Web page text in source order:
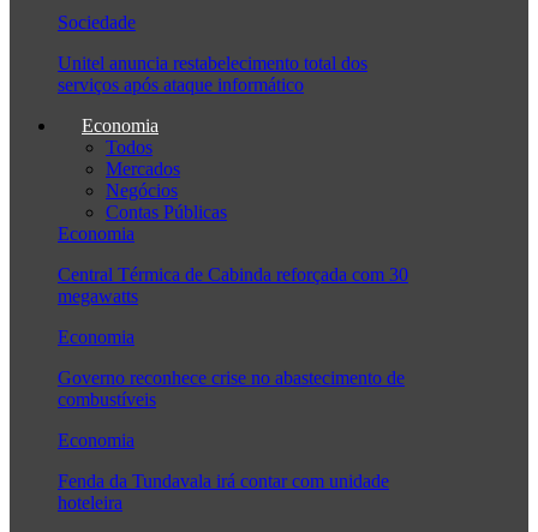
Sociedade
Unitel anuncia restabelecimento total dos
serviços após ataque informático
Economia
Todos
Mercados
Negócios
Contas Públicas
Economia
Central Térmica de Cabinda reforçada com 30
megawatts
Economia
Governo reconhece crise no abastecimento de
combustíveis
Economia
Fenda da Tundavala irá contar com unidade
hoteleira